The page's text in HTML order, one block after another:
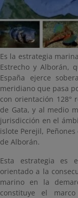
Es la estrategia
Estrecho y Alborán,
España ejerce
meridiano que pasa
con orientación 128°
de Gata, y al medio
jurisdicción en el
islote Perejil,
de Alborán.
Esta estrategia es
orientado a la
marino en la
constituye el